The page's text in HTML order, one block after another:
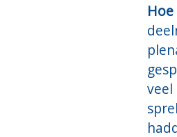
Hoe
veel